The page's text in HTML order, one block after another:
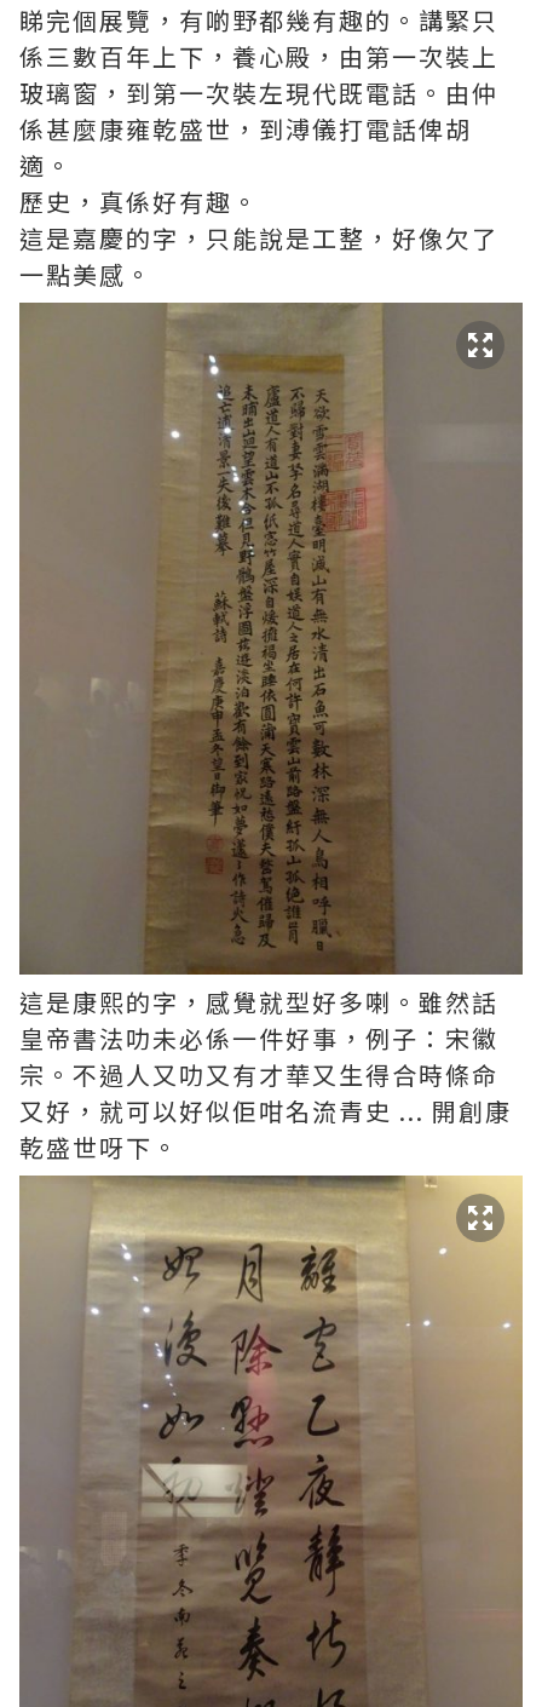
睇完個展覽，有啲野都幾有趣的。講緊只
係三數百年上下，養心殿，由第一次裝上
玻璃窗，到第一次裝左現代既電話。由仲
係甚麼康雍乾盛世，到溥儀打電話俾胡
適。
歷史，真係好有趣。
這是嘉慶的字，只能說是工整，好像欠了
一點美感。
這是康熙的字，感覺就型好多喇。雖然話
皇帝書法叻未必係一件好事，例子：宋徽
宗。不過人又叻又有才華又生得合時條命
又好，就可以好似佢咁名流青史 ... 開創康
乾盛世呀下。